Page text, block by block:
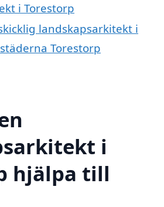
i Torestorp
landskapsarkitekt i
Torestorp
i
hjälpa till